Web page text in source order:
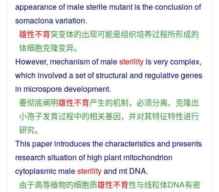
appearanceofmale sterile mutant isthe conclusion of
somaclonavariation.
雄性不育突变体的出现可能是组织培养过程所形成的
体细胞克隆变异。
However, mechanismof malesterility is very complex,
which involved asetof structural and regulativegenes
in microsporedevelopment.
要彻底阐明雄性不育产生的机制， 必须分离、 克隆出
小孢子发育过程中的相关基因， 并对其特征特性进行
研究。
Thispaper introducesthe characteristicsand presents
research situation ofhigh plant mitochondrion
cytoplasmic malesterilityand mt DNA.
由于高等植物的细胞质雄性不育性与线粒体DNA有密